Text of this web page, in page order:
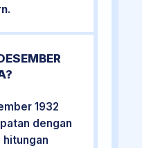
.
1932
dengan
hitungan